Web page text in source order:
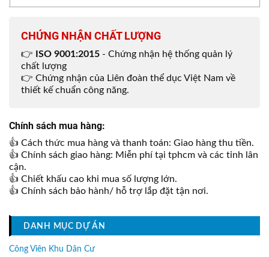
CHỨNG NHẬN CHẤT LƯỢNG
👉 ISO 9001:2015 - Chứng nhận hệ thống quản lý
chất lượng
👉 Chứng nhận của Liên đoàn thể dục Việt Nam về
thiết kế chuẩn công năng.
Chính sách mua hàng:
👍 Cách thức mua hàng và thanh toán: Giao hàng thu tiền.
👍 Chính sách giao hàng: Miễn phí tại tphcm và các tỉnh lân
cận.
👍 Chiết khấu cao khi mua số lượng lớn.
👍 Chính sách bảo hành/ hỗ trợ lắp đặt tận nơi.
DANH MỤC DỰ ÁN
Công Viên Khu Dân Cư